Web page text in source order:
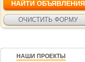
НАШИ ПРОЕКТЫ